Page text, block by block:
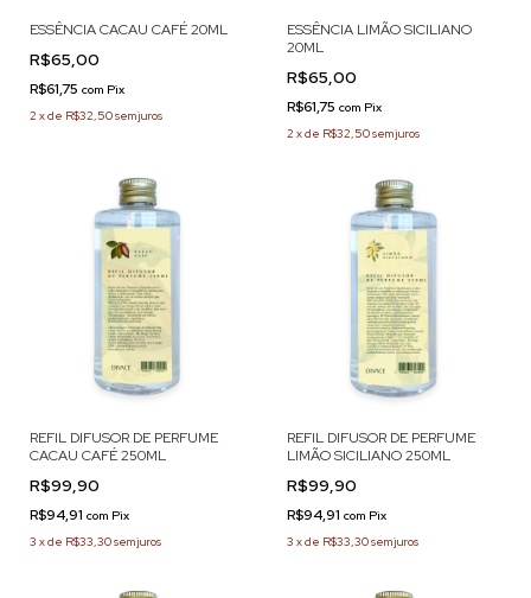
ESSÊNCIA CACAU CAFÉ 20ML
R$65,00
R$61,75 com Pix
2 xde R$32,50sem juros
ESSÊNCIA LIMÃO SICILIANO
20ML
R$65,00
R$61,75 com Pix
2 xde R$32,50sem juros
REFIL DIFUSOR DE PERFUME
CACAU CAFÉ 250ML
R$99,90
R$94,91 com Pix
3 xde R$33,30sem juros
REFIL DIFUSOR DE PERFUME
LIMÃO SICILIANO 250ML
R$99,90
R$94,91 com Pix
3 xde R$33,30sem juros